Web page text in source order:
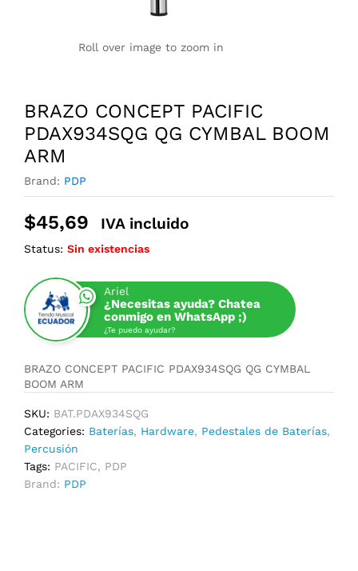
Roll over image to zoom in
BRAZO CONCEPT PACIFIC
PDAX934SQG QG CYMBAL BOOM
ARM
Brand: PDP
$45,69 IVA incluido
Status: Sin existencias
Ariel
¿Necesitas ayuda? Chatea
conmigo en WhatsApp ;)
¿Te puedo ayudar?
BRAZO CONCEPT PACIFIC PDAX934SQG QG CYMBAL
BOOM ARM
SKU: BAT.PDAX934SQG
Categories: Baterías, Hardware, Pedestales de Baterías,
Percusión
Tags: PACIFIC, PDP
Brand: PDP